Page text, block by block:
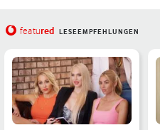
featured LESEEMPFEHLUNGEN